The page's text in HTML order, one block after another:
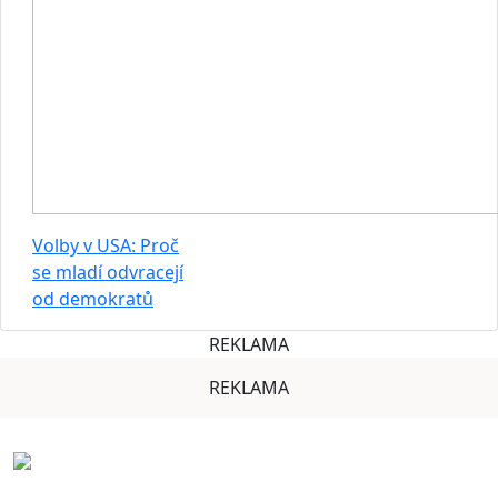
Volby v USA: Proč
se mladí odvracejí
od demokratů
REKLAMA
REKLAMA